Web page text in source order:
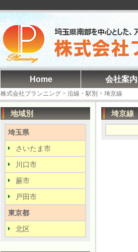
Home 会社案内
株式会社プランニング > 沿線・駅別 > 埼京線
地域別
埼玉県
さいたま市
川口市
蕨市
戸田市
東京都
北区
埼京線